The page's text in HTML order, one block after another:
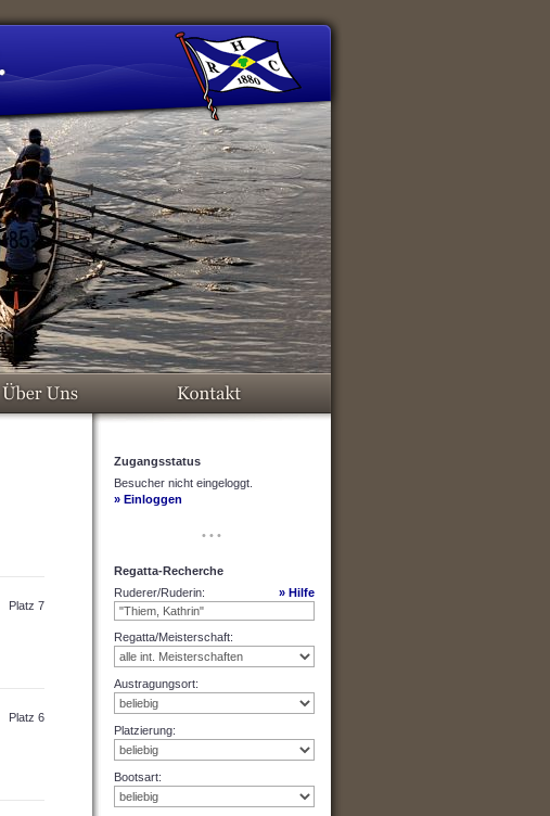
Platz 7
Platz 6
Zugangsstatus
Besucher nicht eingeloggt.
» Einloggen
• • •
Regatta-Recherche
» Hilfe
Ruderer/Ruderin:
Regatta/Meisterschaft:
Austragungsort:
Platzierung:
Bootsart: